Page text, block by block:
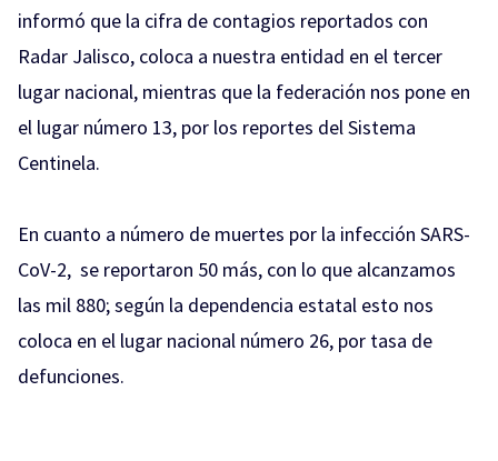
informó que la cifra de contagios reportados con
Radar Jalisco, coloca a nuestra entidad en el tercer
lugar nacional, mientras que la federación nos pone en
el lugar número 13, por los reportes del Sistema
Centinela.
En cuanto a número de muertes por la infección SARS-
CoV-2, se reportaron 50 más, con lo que alcanzamos
las mil 880; según la dependencia estatal esto nos
coloca en el lugar nacional número 26, por tasa de
defunciones.